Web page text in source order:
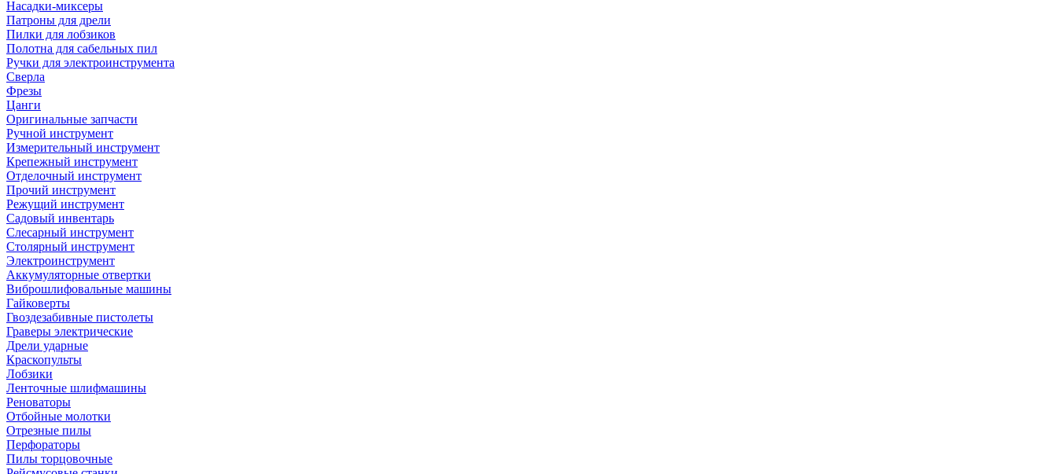
Насадки-миксеры
Патроны для дрели
Пилки для лобзиков
Полотна для сабельных пил
Ручки для электроинструмента
Сверла
Фрезы
Цанги
Оригинальные запчасти
Ручной инструмент
Измерительный инструмент
Крепежный инструмент
Отделочный инструмент
Прочий инструмент
Режущий инструмент
Садовый инвентарь
Слесарный инструмент
Столярный инструмент
Электроинструмент
Аккумуляторные отвертки
Виброшлифовальные машины
Гайковерты
Гвоздезабивные пистолеты
Граверы электрические
Дрели ударные
Краскопульты
Лобзики
Ленточные шлифмашины
Реноваторы
Отбойные молотки
Отрезные пилы
Перфораторы
Пилы торцовочные